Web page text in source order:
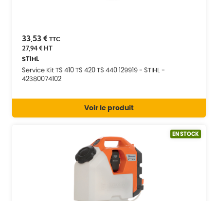
33,53 € TTC
27,94 €HT
STIHL
Service Kit TS 410 TS 420 TS 440 129919 - STIHL -
42380074102
Voir le produit
EN STOCK